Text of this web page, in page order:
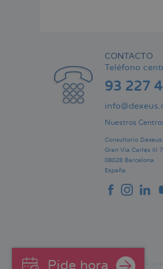
Pide hora
CONTACTO
Teléfono
93 227
Nuestros
Consultorio Dexeus
Gran Via Carles III
08028 Barcelona.
España